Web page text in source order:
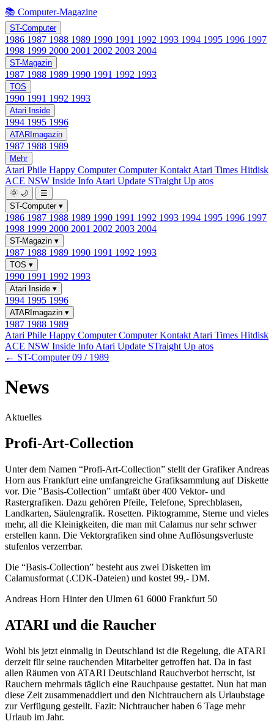
📚 Computer-Magazine
ST-Computer
1986 1987 1988 1989 1990 1991 1992 1993 1994 1995 1996 1997
1998 1999 2000 2001 2002 2003 2004
ST-Magazin
1987 1988 1989 1990 1991 1992 1993
TOS
1990 1991 1992 1993
Atari Inside
1994 1995 1996
ATARImagazin
1987 1988 1989
Mehr
Atari Phile Happy ComputerComputer Kontakt Atari Times Hitdisk
ACE NSW Inside Info Atari Update STraight Up atos
🌞 🌙
☰
ST-Computer ▾
1986 1987 1988 1989 1990 1991 1992 1993 1994 1995 1996 1997
1998 1999 2000 2001 2002 2003 2004
ST-Magazin ▾
1987 1988 1989 1990 1991 1992 1993
TOS ▾
1990 1991 1992 1993
Atari Inside ▾
1994 1995 1996
ATARImagazin ▾
1987 1988 1989
Atari Phile Happy ComputerComputer Kontakt Atari Times Hitdisk
ACE NSW Inside Info Atari Update STraight Up atos
← ST-Computer 09 / 1989
News
Aktuelles
Profi-Art-Collection
Unter dem Namen “Profi-Art-Collection” stellt der Grafiker Andreas
Horn aus Frankfurt eine umfangreiche Grafiksammlung auf Diskette
vor. Die "Basis-Collection” umfaßt über 400 Vektor- und
Rastergrafiken. Dazu gehören Pfeile, Telefone, Sprechblasen,
Landkarten, Säulengrafik. Rosetten. Piktogramme, Sterne und vieles
mehr, all die Kleinigkeiten, die man mit Calamus nur sehr schwer
erstellen kann. Die Vektorgrafiken sind ohne Auflösungsverluste
stufenlos verzerrbar.
Die “Basis-Collection” besteht aus zwei Disketten im
Calamusformat (.CDK-Dateien) und kostet 99,- DM.
Andreas Horn Hinter den Ulmen 61 6000 Frankfurt 50
ATARI und die Raucher
Wohl bis jetzt einmalig in Deutschland ist die Regelung, die ATARI
derzeit für seine rauchenden Mitarbeiter getroffen hat. Da in fast
allen Räumen von ATARI Deutschland Rauchverbot herrscht, ist
Rauchern mehrmals täglich eine Rauchpause gestattet. Nun hat man
diese Zeit zusammenaddiert und den Nichtrauchern als Urlaubstage
zur Verfügung gestellt. Fazit: Nichtraucher haben 6 Tage mehr
Urlaub im Jahr.